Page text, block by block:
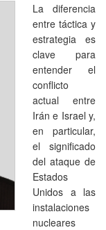
La diferencia
entre táctica y
estrategia es
clave para
entender el
conflicto
actual entre
Irán e Israel y,
en particular,
el significado
del ataque de
Estados
Unidos a las
instalaciones
nucleares